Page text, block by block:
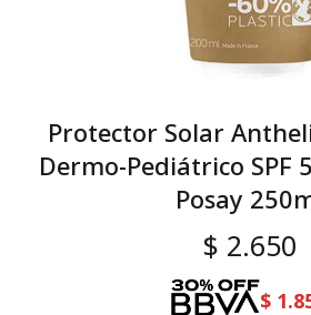
Protector Solar
Dermo-Pediátrico SPF
Posay
$ 2.650
$